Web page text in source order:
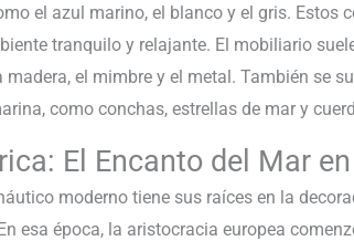
el azul marino, el blanco y el gris. Estos
tranquilo y relajante. El mobiliario
el mimbre y el metal. También se
como conchas, estrellas de mar y
El Encanto del Mar
moderno tiene sus raíces en la
esa época, la aristocracia europea